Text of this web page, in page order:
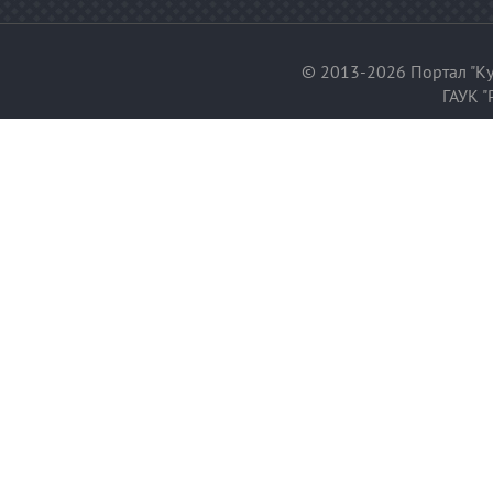
© 2013-2026 Портал
ГАУК